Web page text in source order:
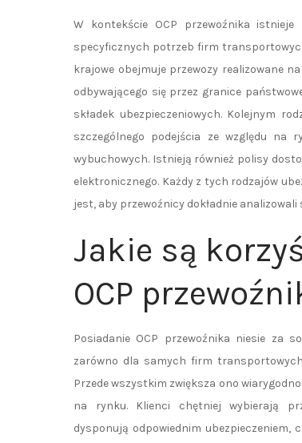
W kontekście OCP przewoźnika
specyficznych potrzeb firm
krajowe obejmuje przewozy realizowane
odbywającego się przez granice
składek ubezpieczeniowych. Kolejnym
szczególnego podejścia ze względu na
wybuchowych. Istnieją również polisy
elektronicznego. Każdy z tych rodzajów
jest, aby przewoźnicy dokładnie
Jakie są
OCP
Posiadanie OCP przewoźnika niesie za
zarówno dla samych firm
Przede wszystkim zwiększa ono
na rynku. Klienci chętniej wybierają
dysponują odpowiednim ubezpieczeniem,